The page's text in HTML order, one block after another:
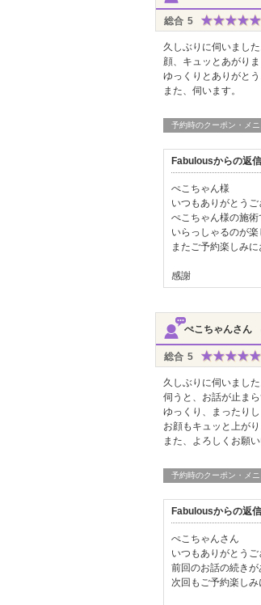
総合 5
久しぶりに伺いました
顔、キュッとあがりま
ゆっくりとありがとう
また、伺います。
予約時のクーポン・メニ
Fabulousからの返
ぺこちゃん様
いつもありがとうご
ぺこちゃん様の施術
いらっしゃるのが楽
またご予約楽しみに
感謝
ぺこちゃんさん
総合 5
久しぶりに伺いました
伺うと、お話が止ま
ゆっくり、まったりし
お顔もキュッと上がり
また、よろしくお願い
予約時のクーポン・メニ
Fabulousからの返
ぺこちゃんさん
いつもありがとうご
前回のお話の続きが
次回もご予約楽し